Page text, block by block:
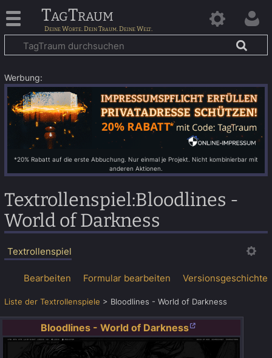
TagTraum
Werbung:
*20% Rabatt auf die erste Abbuchung. Nur einmal je Projekt. Nicht kombinierbar mit
anderen Aktionen.
Textrollenspiel:Bloodlines -
World of Darkness
Textrollenspiel
Bearbeiten Formular bearbeiten Versionsgeschichte
Liste der Textrollenspiele > Bloodlines - World of Darkness
Bloodlines - World of Darkness